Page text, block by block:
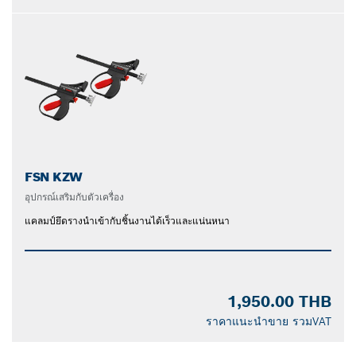
FSN KZW
อุปกรณ์เสริมกับตัวเครื่อง
แคลมป์ยึดรางนำเข้ากับชิ้นงานได้เร็วและแน่นหนา
1,950.00 THB
ราคาแนะนำขาย รวมVAT